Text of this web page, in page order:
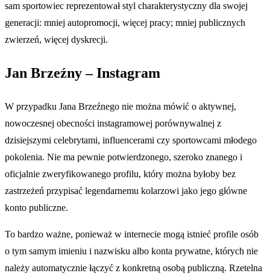
sam sportowiec reprezentował styl charakterystyczny dla swojej
generacji: mniej autopromocji, więcej pracy; mniej publicznych
zwierzeń, więcej dyskrecji.
Jan Brzeźny – Instagram
W przypadku Jana Brzeźnego nie można mówić o aktywnej,
nowoczesnej obecności instagramowej porównywalnej z
dzisiejszymi celebrytami, influencerami czy sportowcami młodego
pokolenia. Nie ma pewnie potwierdzonego, szeroko znanego i
oficjalnie zweryfikowanego profilu, który można byłoby bez
zastrzeżeń przypisać legendarnemu kolarzowi jako jego główne
konto publiczne.
To bardzo ważne, ponieważ w internecie mogą istnieć profile osób
o tym samym imieniu i nazwisku albo konta prywatne, których nie
należy automatycznie łączyć z konkretną osobą publiczną. Rzetelna